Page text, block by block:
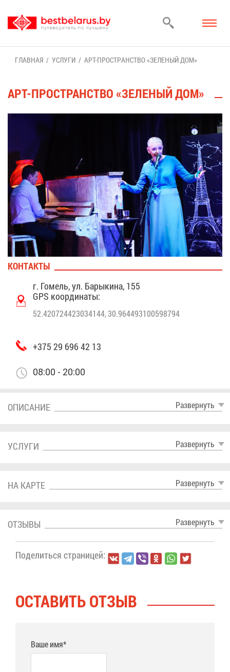
ГЛАВ­НАЯ УСЛУ­ГИ АРТ-ПРО­СТРАН­СТВО «ЗЕ­ЛЕ­НЫЙ ДОМ»
АРТ-ПРО­СТРАН­СТВО «ЗЕ­ЛЕ­НЫЙ ДОМ»
КОН­ТАК­ТЫ
г. Го­мель, ул. Ба­ры­ки­на, 155
GPS ко­ор­ди­на­ты:
52.420724423034144, 30.964493100598794
+375 29 696 42 13
08:00 - 20:00
Раз­вер­нуть
ОПИ­СА­НИЕ
Раз­вер­нуть
УСЛУ­ГИ
Раз­вер­нуть
НА КАР­ТЕ
Раз­вер­нуть
ОТ­ЗЫ­ВЫ
По­де­лить­ся стра­ни­цей:
ОСТА­ВИТЬ ОТ­ЗЫВ
Ваше имя*